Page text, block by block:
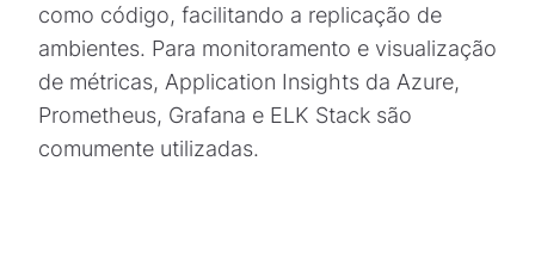
como código, facilitando a replicação de
ambientes. Para monitoramento e visualização
de métricas, Application Insights da Azure,
Prometheus, Grafana e ELK Stack são
comumente utilizadas.